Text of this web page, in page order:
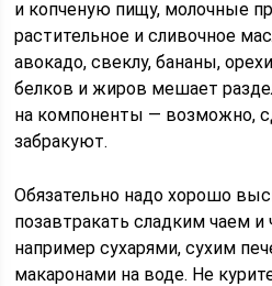
и копченую пищу, молочные
растительное и сливочное
авокадо, свеклу, бананы,
белков и жиров мешает
на компоненты — возможно,
забракуют.
Обязательно надо хорошо
позавтракать сладким чаем
например сухарями, сухим
макаронами на воде. Не